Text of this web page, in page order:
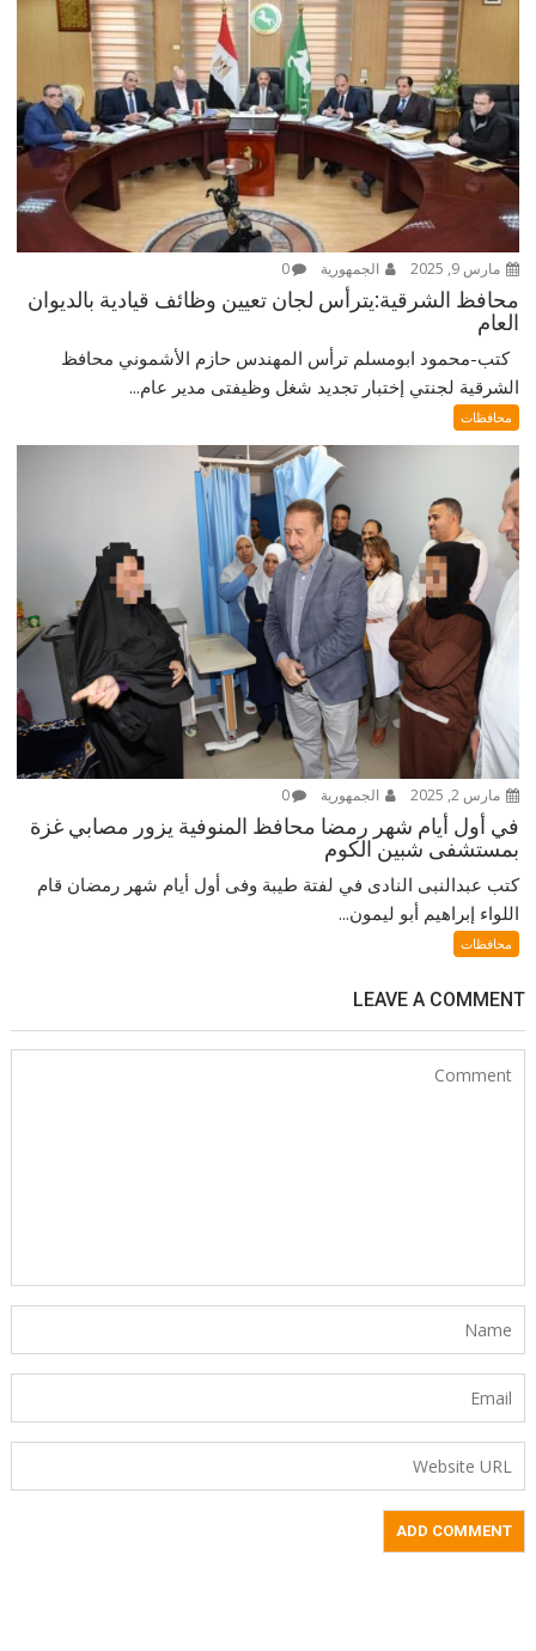
مارس 9, 2025 الجمهورية 0
محافظ الشرقية:يترأس لجان تعيين وظائف قيادية بالديوان
العام
كتب-محمود ابومسلم ترأس المهندس حازم الأشموني محافظ
الشرقية لجنتي إختبار تجديد شغل وظيفتى مدير عام...
محافظات
مارس 2, 2025 الجمهورية 0
في أول أيام شهر رمضا محافظ المنوفية يزور مصابي غزة
بمستشفى شبين الكوم
كتب عبدالنبى النادى في لفتة طيبة وفى أول أيام شهر رمضان قام
اللواء إبراهيم أبو ليمون...
محافظات
LEAVE A COMMENT